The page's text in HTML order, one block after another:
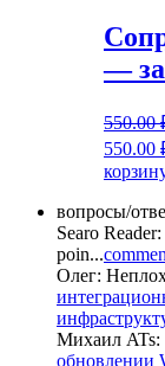
—
550.00
550.00
вопросы/
Searo Reader:
poin...
Олег:
Михаил ATs:
обновлении